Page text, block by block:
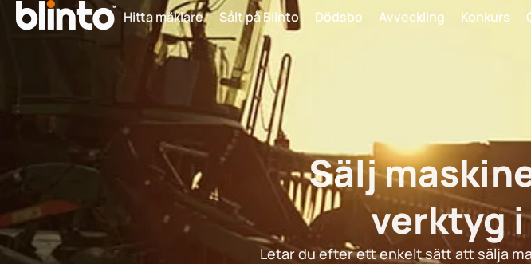
Hitta mäklare Sålt på Blinto Dödsbo Avveckling Konkurs
Sälj
verktyg
Letar du efter ett enkelt sätt att sälja